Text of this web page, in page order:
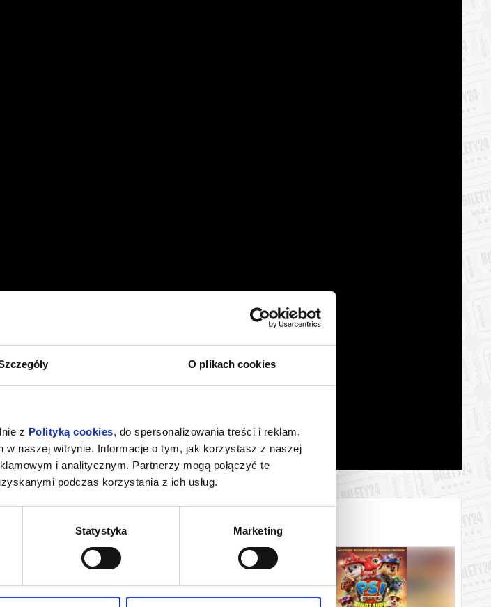
O plikach cookies
z Polityką cookies, do spersonalizowania treści i reklam,
w naszej witrynie. Informacje o tym, jak korzystasz z naszej
i analitycznym. Partnerzy mogą połączyć te
podczas korzystania z ich usług.
Statystyka Marketing